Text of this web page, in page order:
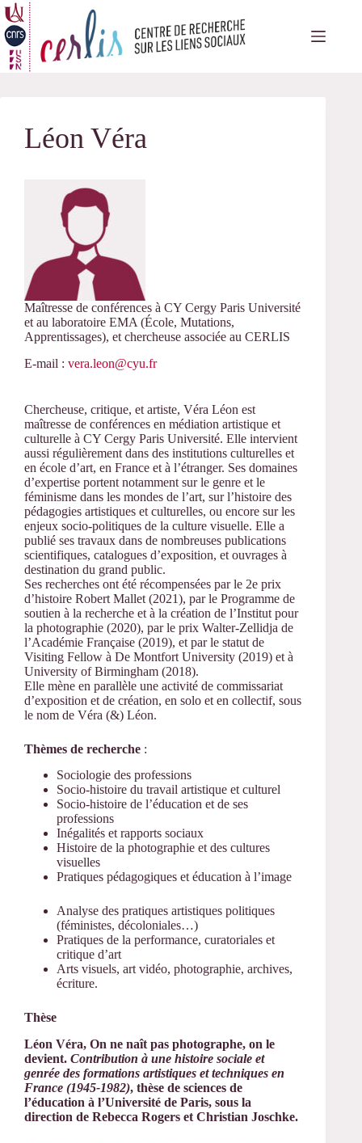
Passer
au
contenu
Léon Véra
Maîtresse de conférences à CY Cergy Paris Université
et au laboratoire EMA (École, Mutations,
Apprentissages), et chercheuse associée au CERLIS
E-mail : vera.leon@cyu.fr
Chercheuse, critique, et artiste, Véra Léon est
maîtresse de conférences en médiation artistique et
culturelle à CY Cergy Paris Université. Elle intervient
aussi régulièrement dans des institutions culturelles et
en école d’art, en France et à l’étranger. Ses domaines
d’expertise portent notamment sur le genre et le
féminisme dans les mondes de l’art, sur l’histoire des
pédagogies artistiques et culturelles, ou encore sur les
enjeux socio-politiques de la culture visuelle. Elle a
publié ses travaux dans de nombreuses publications
scientifiques, catalogues d’exposition, et ouvrages à
destination du grand public.
Ses recherches ont été récompensées par le 2e prix
d’histoire Robert Mallet (2021), par le Programme de
soutien à la recherche et à la création de l’Institut pour
la photographie (2020), par le prix Walter-Zellidja de
l’Académie Française (2019), et par le statut de
Visiting Fellow à De Montfort University (2019) et à
University of Birmingham (2018).
Elle mène en parallèle une activité de commissariat
d’exposition et de création, en solo et en collectif, sous
le nom de Véra (&) Léon.
Thèmes de recherche :
Sociologie des professions
Socio-histoire du travail artistique et culturel
Socio-histoire de l’éducation et de ses
professions
Inégalités et rapports sociaux
Histoire de la photographie et des cultures
visuelles
Pratiques pédagogiques et éducation à l’image
Analyse des pratiques artistiques politiques
(féministes, décoloniales…)
Pratiques de la performance, curatoriales et
critique d’art
Arts visuels, art vidéo, photographie, archives,
écriture.
Thèse
Léon Véra, On ne naît pas photographe, on le
devient. Contribution à une histoire sociale et
genrée des formations artistiques et techniques en
France (1945-1982), thèse de sciences de
l’éducation à l’Université de Paris, sous la
direction de Rebecca Rogers et Christian Joschke.